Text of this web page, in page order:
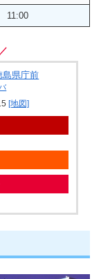
11:00
県庁前
[地図]